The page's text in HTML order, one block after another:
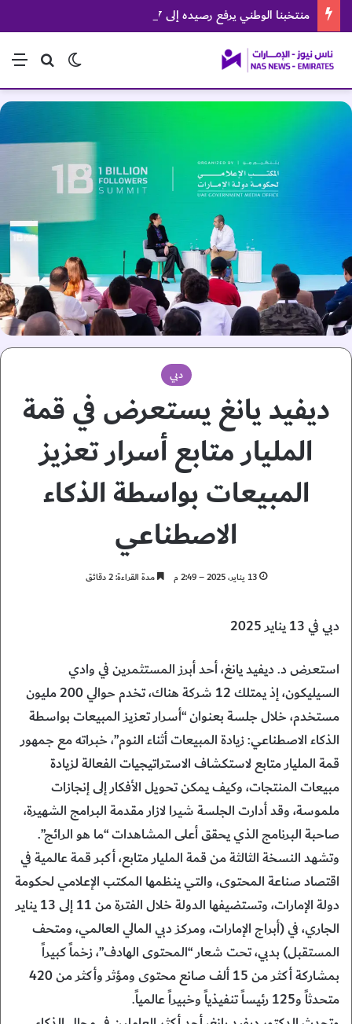
بحث عن
الوضع المظلم
دبي
ديفيد يانغ يستعرض في قمة
المليار متابع أسرار تعزيز
المبيعات بواسطة الذكاء
الاصطناعي
13 يناير، 2025 – 2:49 م مدة القراءة: 2 دقائق
دبي في 13 يناير 2025
استعرض د. ديفيد يانغ، أحد أبرز المستثمرين في وادي
السيليكون، إذ يمتلك 12 شركة هناك، تخدم حوالي 200 مليون
مستخدم، خلال جلسة بعنوان “أسرار تعزيز المبيعات بواسطة
الذكاء الاصطناعي: زيادة المبيعات أثناء النوم”، خبراته مع جمهور
قمة المليار متابع لاستكشاف الاستراتيجيات الفعالة لزيادة
مبيعات المنتجات، وكيف يمكن تحويل الأفكار إلى إنجازات
ملموسة، وقد أدارت الجلسة شيرا لازار مقدمة البرامج الشهيرة،
صاحبة البرنامج الذي يحقق أعلى المشاهدات “ما هو الرائج”.
وتشهد النسخة الثالثة من قمة المليار متابع، أكبر قمة عالمية في
اقتصاد صناعة المحتوى، والتي ينظمها المكتب الإعلامي لحكومة
دولة الإمارات، وتستضيفها الدولة خلال الفترة من 11 إلى 13 يناير
الجاري، في (أبراج الإمارات، ومركز دبي المالي العالمي، ومتحف
المستقبل) بدبي، تحت شعار “المحتوى الهادف”، زخماً كبيراً
بمشاركة أكثر من 15 ألف صانع محتوى ومؤثر وأكثر من 420
متحدثاً و125 رئيساً تنفيذياً وخبيراً عالمياً.